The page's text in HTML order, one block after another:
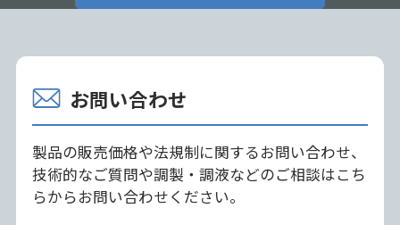
お問い合わせ
製品の販売価格や法規制に関するお問い合わせ、
技術的なご質問や調製・調液などのご相談はこち
らからお問い合わせください。